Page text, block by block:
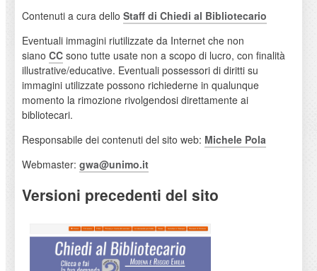
Contenuti a cura dello Staff di Chiedi al Bibliotecario
Eventuali immagini riutilizzate da Internet che non
siano CCsono tutte usate non a scopo di lucro, con finalità
illustrative/educative. Eventuali possessori di diritti su
immagini utilizzate possono richiederne in qualunque
momento la rimozione rivolgendosi direttamente ai
bibliotecari.
Responsabile dei contenuti del sito web: Michele Pola
Webmaster: gwa@unimo.it
Versioni precedenti del sito